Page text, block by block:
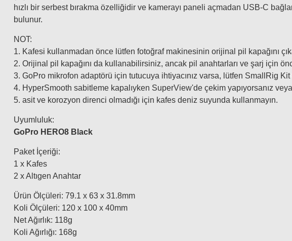
hızlı bir serbest bırakma özelliğidir ve kamerayı paneli açmadan USB-C
bulunur.
NOT:
1. Kafesi kullanmadan önce lütfen fotoğraf makinesinin orijinal pil kapağını
2. Orijinal pil kapağını da kullanabilirsiniz, ancak pil anahtarları ve şarj için
3. GoPro mikrofon adaptörü için tutucuya ihtiyacınız varsa, lütfen SmallRig Kit
4. HyperSmooth sabitleme kapalıyken SuperView'de çekim yapıyorsanız
5. asit ve korozyon direnci olmadığı için kafes deniz suyunda kullanmayın.
Uyumluluk:
GoPro HERO8 Black
Paket İçeriği:
1 x Kafes
2 x Altıgen Anahtar
Ürün Ölçüleri: 79.1 x 63 x 31.8mm
Koli Ölçüleri: 120 x 100 x 40mm
Net Ağırlık: 118g
Koli Ağırlığı: 168g